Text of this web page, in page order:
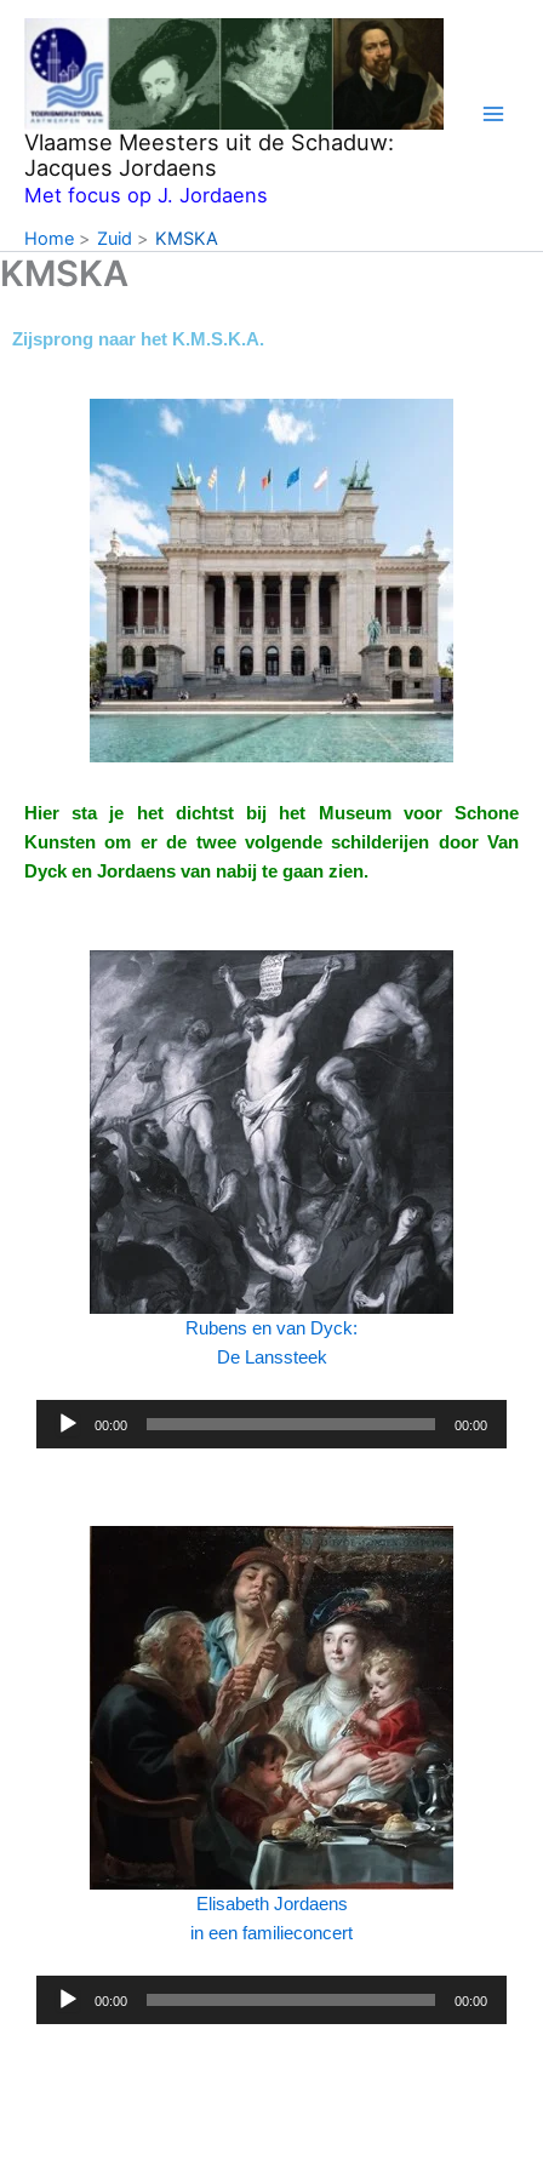
naar
inhoud
Vlaamse Meesters uit de Schaduw:
Jacques Jordaens
Met focus op J. Jordaens
Home Zuid KMSKA
KMSKA
Zijsprong naar het K.M.S.K.A.
Hier sta je het dichtst bij het Museum voor Schone
Kunsten om er de twee volgende schilderijen door Van
Dyck en Jordaens van nabij te gaan zien.
Rubens en van Dyck:
De Lanssteek
Audiospeler
00:00 00:00
Elisabeth Jordaens
in een familieconcert
Audiospeler
00:00 00:00